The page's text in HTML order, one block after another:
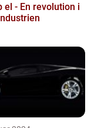
el - En revolution i